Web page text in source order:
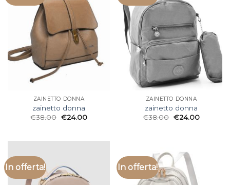
ZAINETTO DONNA
zainetto donna
€38.00 €24.00
ZAINETTO DONNA
zainetto donna
€38.00 €24.00
In offerta! In offerta!